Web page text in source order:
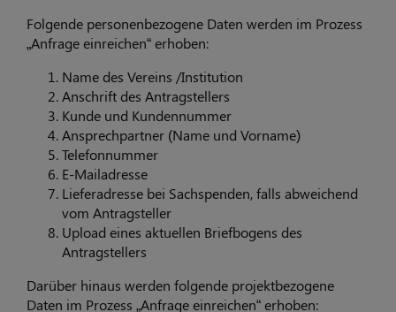
Folgende personenbezogene Daten werden im Prozess
„Anfrage einreichen“ erhoben:
Name des Vereins /Institution
Anschrift des Antragstellers
Kunde und Kundennummer
Ansprechpartner (Name und Vorname)
Telefonnummer
E-Mailadresse
Lieferadresse bei Sachspenden, falls abweichend
vom Antragsteller
Upload eines aktuellen Briefbogens des
Antragstellers
Darüber hinaus werden folgende projektbezogene
Daten im Prozess „Anfrage einreichen“ erhoben: